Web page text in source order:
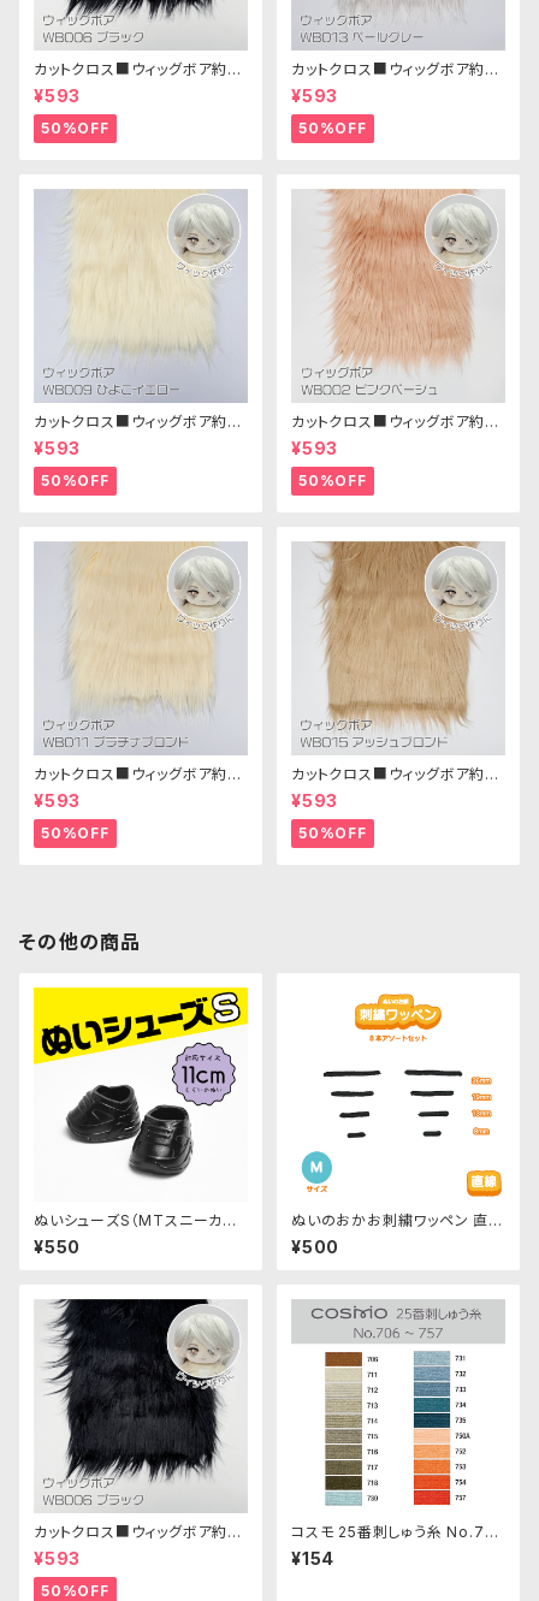
カットクロス■ウィッグボア約8c
m(ブラック)WB006ボア生地 2
5cm × 45cm
¥593
50%OFF
カットクロス■ウィッグボア約8c
m(ペールグレー)WB013 ボア
生地 25cm × 45cm
¥593
50%OFF
カットクロス■ウィッグボア約8c
m(ひよこイエロー)WB009ボア
生地 25cm × 45cm
¥593
50%OFF
カットクロス■ウィッグボア約8c
m(ピンクベージュ)WB002ボア
生地 25cm × 45cm
¥593
50%OFF
カットクロス■ウィッグボア約8c
m(プラチナブロンド)WB011 ボ
ア生地 25cm × 45cm
¥593
50%OFF
カットクロス■ウィッグボア約8c
m(アッシュブロンド)WB015 ボ
ア生地 25cm × 45cm
¥593
50%OFF
その他の商品
ぬいシューズS（MTスニーカー・
ブラック）｜身長11cm前後のぬ
いぐるみ用ソフビ靴
¥550
ぬいのおかお刺繍ワッペン 直
線-Mサイズ 8本アソートセット
¥500
カットクロス■ウィッグボア約8c
m(ブラック)WB006ボア生地 2
5cm × 45cm
¥593
50%OFF
コスモ 25番刺しゅう糸 No.70
6‾757
¥154